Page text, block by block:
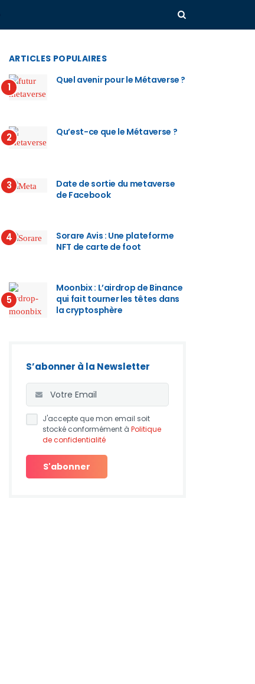
ARTICLES POPULAIRES
1
Quel avenir pour le Métaverse ?
2 Qu’est-ce que le Métaverse ?
3
Date de sortie du metaverse
de Facebook
4
Sorare Avis : Une plateforme
NFT de carte de foot
5
Moonbix : L’airdrop de Binance
qui fait tourner les têtes dans
la cryptosphère
S’abonner à la Newsletter
J'accepte que mon email soit
stocké conformément à Politique
de confidentialité